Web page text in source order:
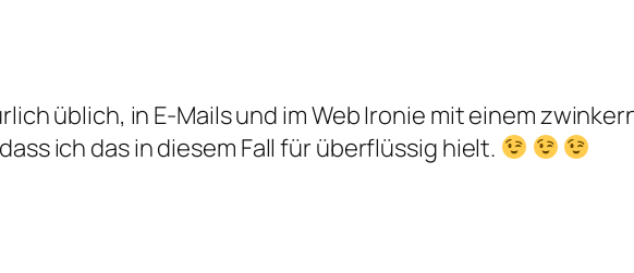
üblich, in E-Mails und im Web Ironie mit einem
ich das in diesem Fall für überflüssig hielt.